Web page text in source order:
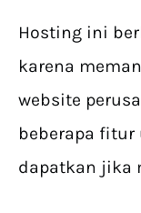
Hosting ini
karena
website
beberapa fitur
dapatkan jika